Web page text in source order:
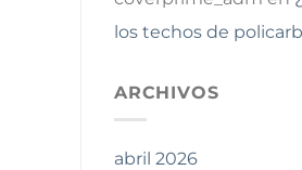
los techos de
ARCHIVOS
abril 2026